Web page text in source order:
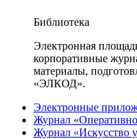
Библиотека
Электронная
корпоративные
материалы,
«ЭЛКОД».
Электронные
Журнал
Журнал «Искусство